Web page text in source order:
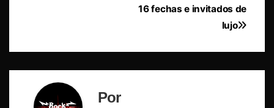
16 fechas e invitados de
lujo
Por